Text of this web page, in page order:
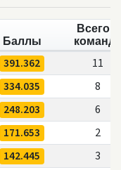
Баллы
Всего в
команде
391.362
11
334.035
8
248.203
6
171.653
2
142.445
3